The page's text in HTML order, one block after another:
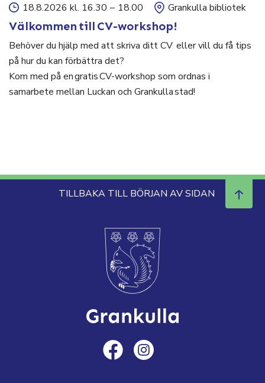
18.8.2026 kl. 16.30 – 18.00 Grankulla bibliotek
Välkommen till CV-workshop!
Behöver du hjälp med att skriva ditt CV eller vill du få tips
på hur du kan förbättra det?
Kom med på en gratis CV-workshop som ordnas i
samarbete mellan Luckan och Grankulla stad!
TILLBAKA TILL BÖRJAN AV SIDAN